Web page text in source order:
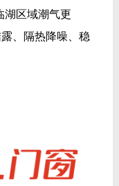
湖区域潮气更
、隔热降噪、稳